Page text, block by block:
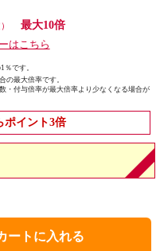
最大10倍
はこちら
です。
の最大倍率です。
・付与倍率が最大倍率より少なくなる場合が
ポイント3倍
ートに入れる